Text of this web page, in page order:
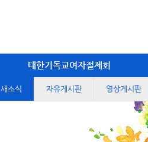
대한기독교여자절제회
새소식 자유게시판 영상게시판